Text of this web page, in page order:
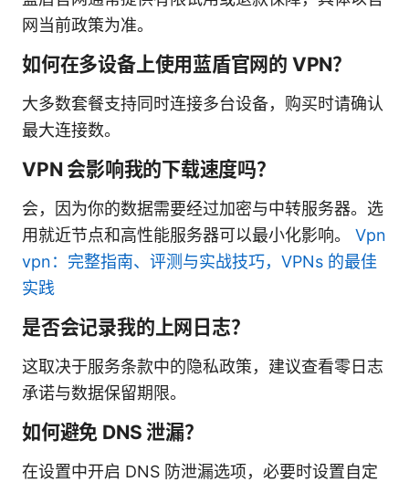
网当前政策为准。
如何在多设备上使用蓝盾官网的 VPN？
大多数套餐支持同时连接多台设备，购买时请确认
最大连接数。
VPN 会影响我的下载速度吗？
会，因为你的数据需要经过加密与中转服务器。选
用就近节点和高性能服务器可以最小化影响。 Vpn
vpn：完整指南、评测与实战技巧，VPNs 的最佳
实践
是否会记录我的上网日志？
这取决于服务条款中的隐私政策，建议查看零日志
承诺与数据保留期限。
如何避免 DNS 泄漏？
在设置中开启 DNS 防泄漏选项，必要时设置自定